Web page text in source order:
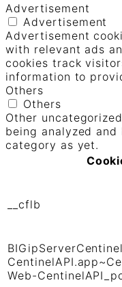
Advertisement
Advertisement
Advertisement
with relevant ads
cookies track
information to
Others
Others
Other
being analyzed
category as yet.
__cflb
Web-